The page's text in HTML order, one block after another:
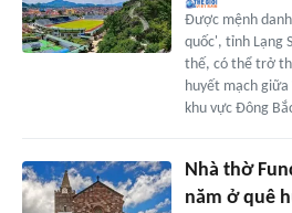
Được mệnh
quốc', tỉnh Lạng
thế, có thể trở
huyết mạch giữa
khu vực Đông
Nhà thờ
năm ở quê